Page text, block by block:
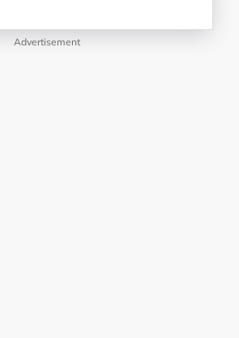
Advertisement